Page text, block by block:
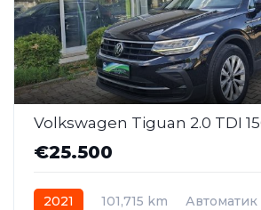
€25.500
2021 101,715 km Автоматик